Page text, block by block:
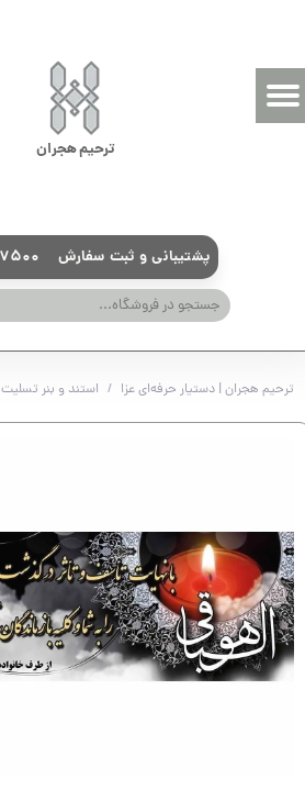
ترحیم هجران
09365377500 پشتیبانی و ثبت سفارش
تغییر گذر واژه
ترحیم هجران | دستیار حرفه‌ای عزا استند و بنر تسلیت